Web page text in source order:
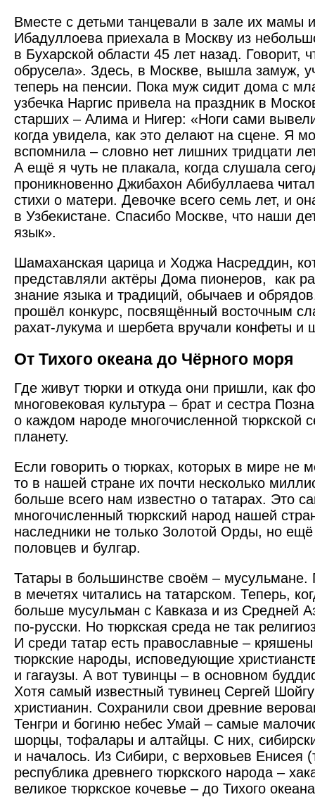
Вместе с детьми танцевали в зале их мамы
Ибадуллоева приехала в Москву из
в Бухарской области 45 лет назад. Говорит,
обрусела». Здесь, в Москве, вышла замуж,
теперь на пенсии. Пока муж сидит дома с
узбечка Наргис привела на праздник в
старших – Алима и Нигер: «Ноги сами
когда увидела, как это делают на сцене. Я
вспомнила – словно нет лишних тридцати
А ещё я чуть не плакала, когда слушала
проникновенно Джибахон Абибуллаева
стихи о матери. Девочке всего семь лет, и
в Узбекистане. Спасибо Москве, что наши
язык».
Шамаханская царица и Ходжа Насреддин,
представляли актёры Дома пионеров, как
знание языка и традиций, обычаев и
прошёл конкурс, посвящённый восточным
рахат-лукума и шербета вручали конфеты и
От Тихого океана до Чёрного моря
Где живут тюрки и откуда они пришли, как
многовековая культура – брат и сестра
о каждом народе многочисленной тюркской
планету.
Если говорить о тюрках, которых в мире не
то в нашей стране их почти несколько
больше всего нам известно о татарах. Это
многочисленный тюркский народ нашей
наследники не только Золотой Орды, но ещё
половцев и булгар.
Татары в большинстве своём – мусульмане.
в мечетях читались на татарском. Теперь,
больше мусульман с Кавказа и из Средней
по-русски. Но тюркская среда не так
И среди татар есть православные – кряшены
тюркские народы, исповедующие
и гагаузы. А вот тувинцы – в основном
Хотя самый известный тувинец Сергей
христианин. Сохранили свои древние
Тенгри и богиню небес Умай – самые
шорцы, тофалары и алтайцы. С них,
и началось. Из Сибири, с верховьев Енисея
республика древнего тюркского народа –
великое тюркское кочевье – до Тихого